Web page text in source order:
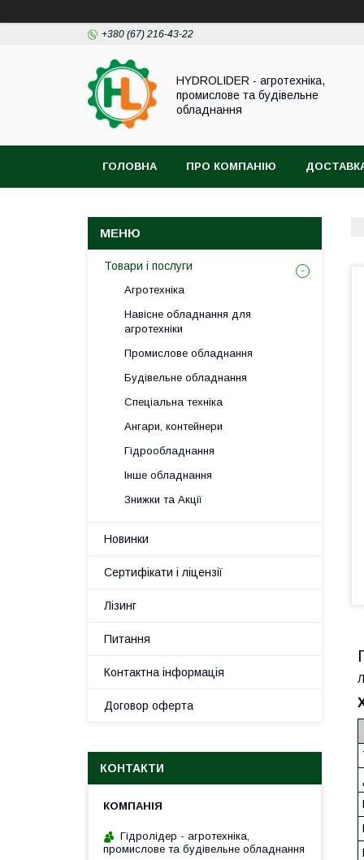
+380 (67) 216-43-22
HYDROLIDER - агротехніка,
промислове та будівельне
обладнання
ГОЛОВНА ПРО КОМПАНІЮ
Товари і послуги
Агротехніка
Навісне обладнання для
агротехніки
Промислове обладнання
Будівельне обладнання
Спеціальна техніка
Ангари, контейнери
Гідрообладнання
Інше обладнання
Знижки та Акції
Новинки
Сертифікати і ліцензії
Лізинг
Питання
Контактна інформація
Договор оферта
КОНТАКТИ
Гідролідер - агротехніка,
промислове та будівельне обладнання